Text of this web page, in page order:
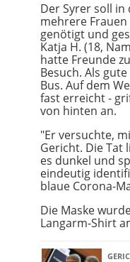
Der Syrer soll in
mehrere Frauen
genötigt und
Katja H. (18,
hatte Freunde
Besuch. Als
Bus. Auf dem
fast erreicht -
von hinten an.
"Er versuchte,
Gericht. Die Tat
es dunkel und
eindeutig
blaue Corona-
Die Maske
Langarm-Shirt